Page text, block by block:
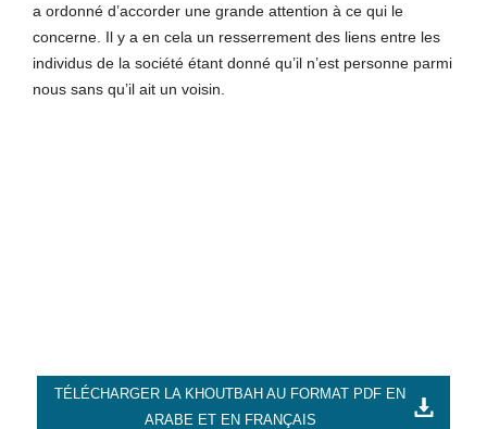
a ordonné d’accorder une grande attention à ce qui le
concerne. Il y a en cela un resserrement des liens entre les
individus de la société étant donné qu’il n’est personne parmi
nous sans qu’il ait un voisin.
TÉLÉCHARGER LA KHOUTBAH AU FORMAT PDF EN
ARABE ET EN FRANÇAIS